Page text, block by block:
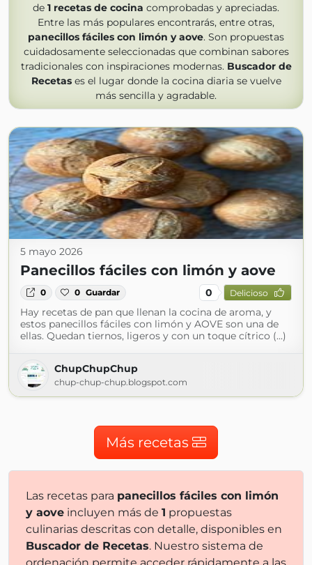
de 1 recetas de cocina comprobadas y apreciadas.
Entre las más populares encontrarás, entre otras,
panecillos fáciles con limón y aove. Son propuestas
cuidadosamente seleccionadas que combinan sabores
tradicionales con inspiraciones modernas. Buscador de
Recetases el lugar donde la cocina diaria se vuelve
más sencilla y agradable.
5 mayo 2026
Panecillos fáciles con limón y aove
0 0 Guardar 0 Delicioso
Hay recetas de pan que llenan la cocina de aroma, y
estos panecillos fáciles con limón y AOVE son una de
ellas. Quedan tiernos, ligeros y con un toque cítrico (...)
ChupChupChup
chup-chup-chup.blogspot.com
Más recetas
Las recetas para panecillos fáciles con limón
y aove incluyen más de 1 propuestas
culinarias descritas con detalle, disponibles en
Buscador de Recetas. Nuestro sistema de